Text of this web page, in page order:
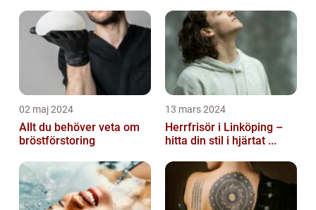
02 maj 2024
Allt du behöver veta om
bröstförstoring
13 mars 2024
Herrfrisör i Linköping –
hitta din stil i hjärtat ...